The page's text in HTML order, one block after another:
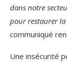
dans notre
pour restaurer
communiqué
Une insécurité